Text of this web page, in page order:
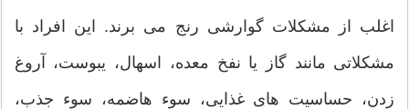
اغلب از مشکلات گوارشی رنج می برند. این افراد با
مشکلاتی مانند گاز یا نفخ معده، اسهال، یبوست، آروغ
زدن، حساسیت های غذایی، سوء هاضمه، سوء جذب،